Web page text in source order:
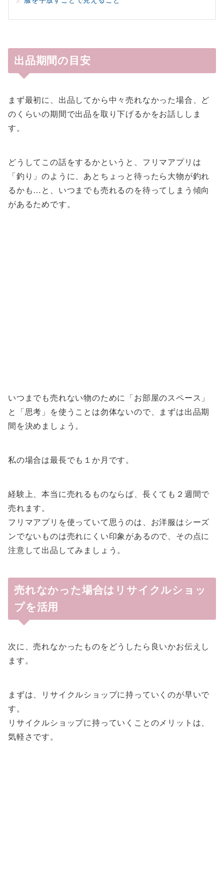
出品期間の目安
まず最初に、出品してから中々売れなかった場合、ど
のくらいの期間で出品を取り下げるかをお話ししま
す。
どうしてこの話をするかというと、フリマアプリは
「釣り」のように、あとちょっと待ったら大物が釣れ
るかも…と、いつまでも売れるのを待ってしまう傾向
があるためです。
いつまでも売れない物のために「お部屋のスペース」
と「思考」を使うことは勿体ないので、まずは出品期
間を決めましょう。
私の場合は最長でも１か月です。
経験上、本当に売れるものならば、長くても２週間で
売れます。
フリマアプリを使っていて思うのは、お洋服はシーズ
ンでないものは売れにくい印象があるので、その点に
注意して出品してみましょう。
売れなかった場合はリサイクルショッ
プを活用
次に、売れなかったものをどうしたら良いかお伝えし
ます。
まずは、リサイクルショップに持っていくのが早いで
す。
リサイクルショップに持っていくことのメリットは、
気軽さです。